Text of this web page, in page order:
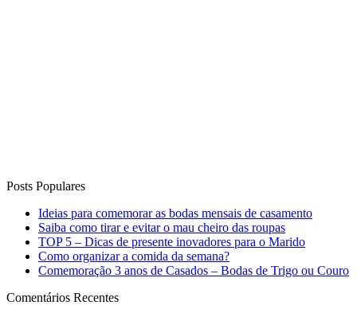
Posts Populares
Ideias para comemorar as bodas mensais de casamento
Saiba como tirar e evitar o mau cheiro das roupas
TOP 5 – Dicas de presente inovadores para o Marido
Como organizar a comida da semana?
Comemoração 3 anos de Casados – Bodas de Trigo ou Couro
Comentários Recentes